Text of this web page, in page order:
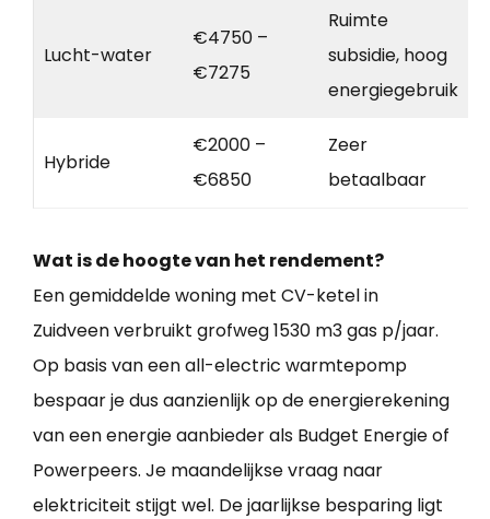
Lucht-water
€4750 –
€7275
Ruimte
subsidie, hoog
energiegebruik
Hybride
€2000 –
€6850
Zeer
betaalbaar
Wat is de hoogte van het rendement?
Een gemiddelde woning met CV-ketel in
Zuidveen verbruikt grofweg 1530 m3 gas p/jaar.
Op basis van een all-electric warmtepomp
bespaar je dus aanzienlijk op de energierekening
van een energie aanbieder als Budget Energie of
Powerpeers. Je maandelijkse vraag naar
elektriciteit stijgt wel. De jaarlijkse besparing ligt